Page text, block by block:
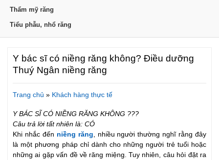
Thẩm mỹ răng
Tiểu phẫu, nhổ răng
Y bác sĩ có niềng răng không? Điều dưỡng
Thuý Ngân niềng răng
Trang chủ » Khách hàng thực tế
Y BÁC SĨ CÓ NIỀNG RĂNG KHÔNG ???
Câu trả lời tất nhiên là: CÓ
Khi nhắc đến niềng răng , nhiều người thường nghĩ rằng đây
là một phương pháp chỉ dành cho những người trẻ tuổi hoặc
những ai gặp vấn đề về răng miệng. Tuy nhiên, câu hỏi đặt ra